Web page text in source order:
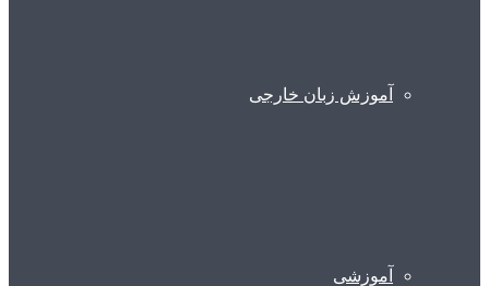
آموزش زبان خارجی
آموزشی